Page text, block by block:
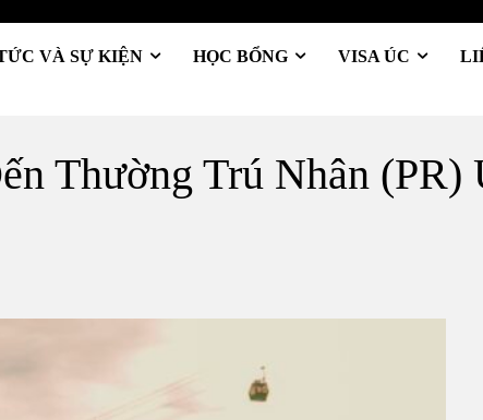
VÀ SỰ KIỆN HỌC BỔNG VISA ÚC
Thường Trú Nhân (PR)